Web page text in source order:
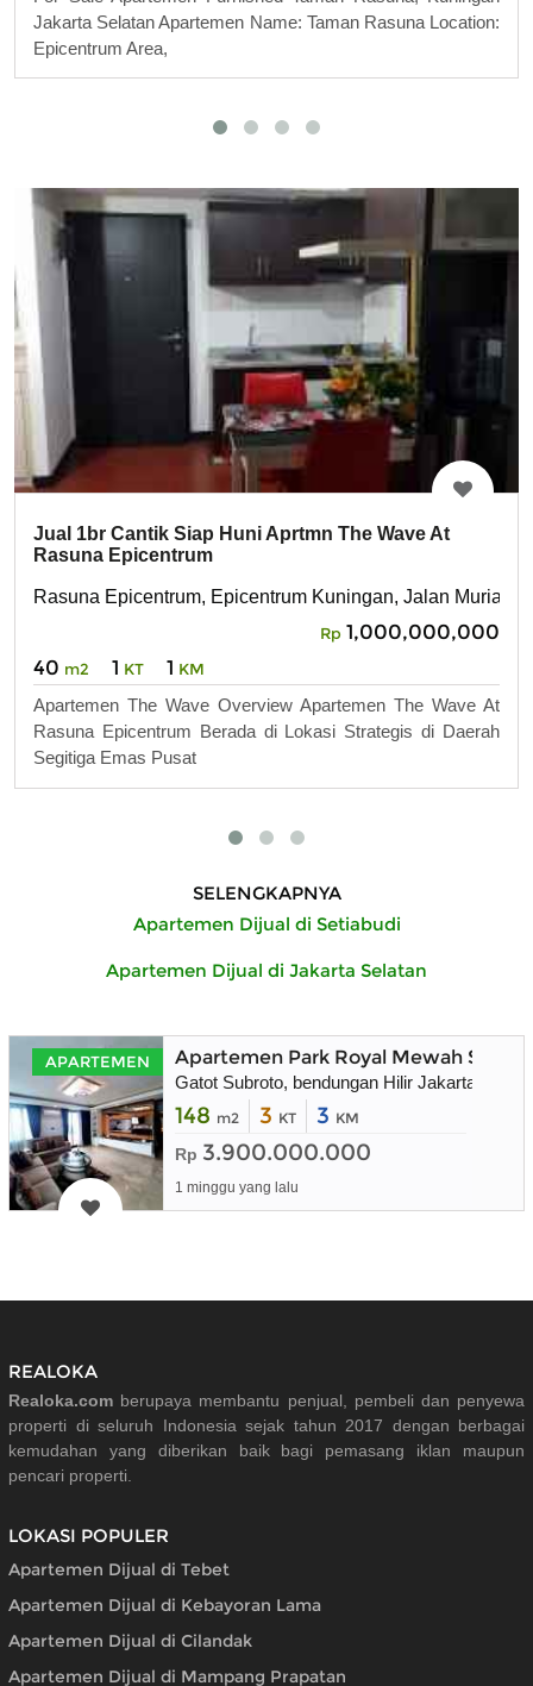
Jakarta Selatan Apartemen Name: Taman Rasuna Location:
Epicentrum Area,
Jual 1br Cantik Siap Huni Aprtmn The Wave At
Rasuna Epicentrum
Rasuna Epicentrum, Epicentrum Kuningan, Jalan Muria
Rp 1,000,000,000
40 m2 1 KT 1 KM
Apartemen The Wave Overview Apartemen The Wave At
Rasuna Epicentrum Berada di Lokasi Strategis di Daerah
Segitiga Emas Pusat
SELENGKAPNYA
Apartemen Dijual di Setiabudi
Apartemen Dijual di Jakarta Selatan
APARTEMEN Apartemen Park Royal Mewah
Gatot Subroto, bendungan Hilir Jakarta Pusat
148 m2 3 KT 3 KM
Rp 3.900.000.000
1 minggu yang lalu
REALOKA
Realoka.com berupaya membantu penjual, pembeli dan penyewa
properti di seluruh Indonesia sejak tahun 2017 dengan berbagai
kemudahan yang diberikan baik bagi pemasang iklan maupun
pencari properti.
LOKASI POPULER
Apartemen Dijual di Tebet
Apartemen Dijual di Kebayoran Lama
Apartemen Dijual di Cilandak
Apartemen Dijual di Mampang Prapatan